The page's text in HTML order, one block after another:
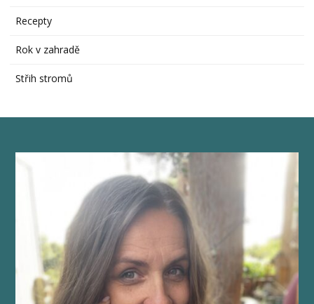
Recepty
Rok v zahradě
Střih stromů